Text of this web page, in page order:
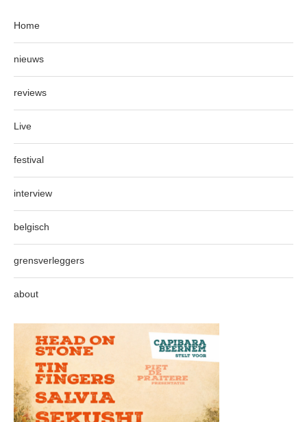
Home
nieuws
reviews
Live
festival
interview
belgisch
grensverleggers
about